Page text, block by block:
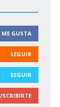
ME GUSTA
SEGUIR
SEGUIR